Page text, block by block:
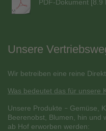
PDF-Dokument [8.9
Unsere
Wir betreiben eine reine
Was bedeutet das für unsere
Unsere Produkte – Gemüse,
Beerenobst, Blumen, hin und
ab Hof erworben werden: